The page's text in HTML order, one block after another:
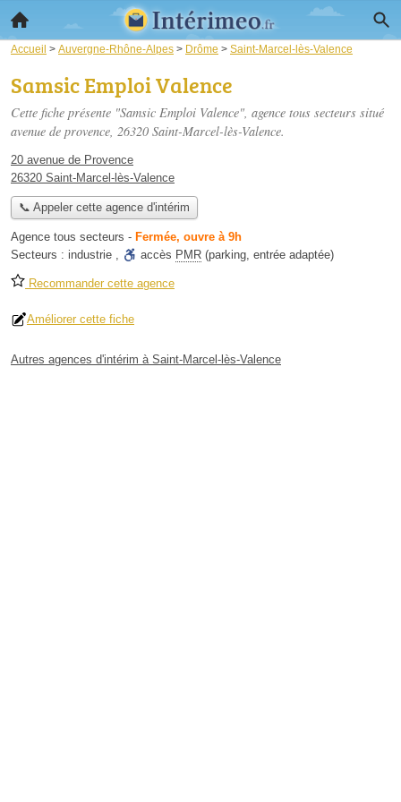
Accueil > Auvergne-Rhône-Alpes > Drôme > Saint-Marcel-lès-Valence
Samsic Emploi Valence
Cette fiche présente "Samsic Emploi Valence", agence tous secteurs situé
avenue de provence, 26320 Saint-Marcel-lès-Valence.
20 avenue de Provence
26320 Saint-Marcel-lès-Valence
📞 Appeler cette agence d'intérim
Agence tous secteurs - Fermée, ouvre à 9h
Secteurs : industrie , accès PMR (parking, entrée adaptée)
Recommander cette agence
Améliorer cette fiche
Autres agences d'intérim à Saint-Marcel-lès-Valence